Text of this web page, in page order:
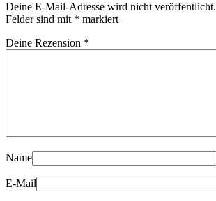
Deine E-Mail-Adresse wird nicht veröffentlicht.
Felder sind mit * markiert
Deine Rezension *
Name
E-Mail